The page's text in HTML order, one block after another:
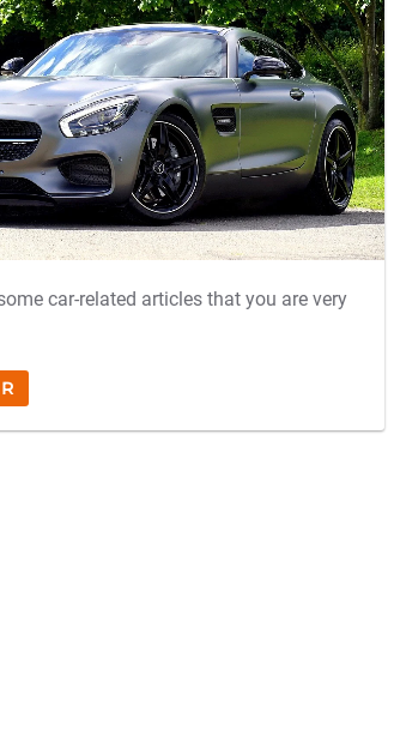
A/S
Vedbæk
car-related articles that you are very